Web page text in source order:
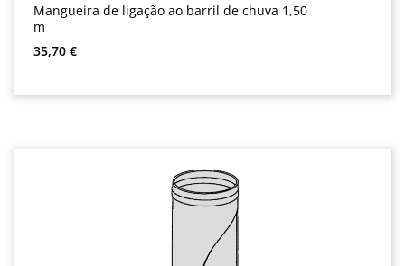
Mangueira de ligação ao barril de chuva 1,50
m
Preço normal:
35,70 €